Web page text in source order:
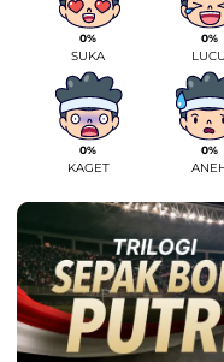
0%
SUKA
0%
LUCU
0%
KAGET
0%